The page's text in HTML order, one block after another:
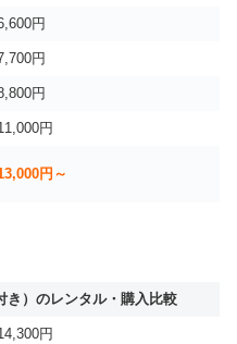
円
円
円
円
円～
き）のレンタル・購入比較
円